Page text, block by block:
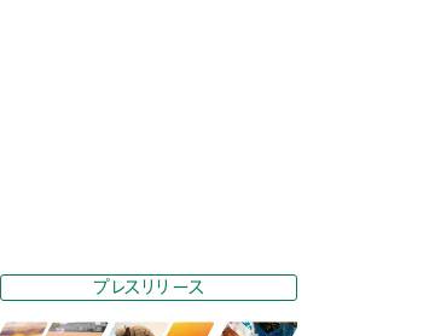
プレスリリース